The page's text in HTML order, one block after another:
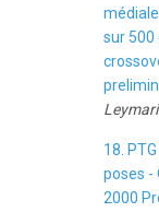
sur 500
18.
poses -
2000